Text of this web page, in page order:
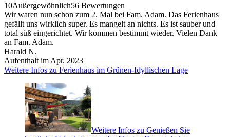
10Außergewöhnlich56 Bewertungen
Wir waren nun schon zum 2. Mal bei Fam. Adam. Das Ferienhaus
gefällt uns wirklich super. Es mangelt an nichts. Es ist sauber und
total süß eingerichtet. Wir kommen bestimmt wieder. Vielen Dank
an Fam. Adam.
Harald N.
Aufenthalt im Apr. 2023
Weitere Infos zu Ferienhaus im Grünen-Idyllischen Lage
Weitere Infos zu Genießen Sie